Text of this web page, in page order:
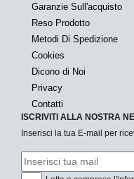
Garanzie Sull'acquisto
Reso Prodotto
Metodi Di Spedizione
Cookies
Dicono di Noi
Privacy
Contatti
ISCRIVITI ALLA NOSTRA
Inserisci la tua E-mail per